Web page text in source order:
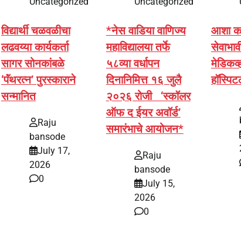
विद्यार्थी चळवळीचा
लढवय्या कार्यकर्ता
सागर सोनकांबळे
‘पॅंथरत्न’ पुरस्काराने
सन्मानित
Raju
bansode
July 17,
2026
0
*नेस वाडिया वाणिज्य
महाविद्यालया तर्फे
५८व्या वर्धापन
दिनानिमित्त १६ जुलै
२०२६ रोजी ‘स्कॉलर
ऑफ द ईयर अवॉर्ड’
समारंभाचे आयोजन*
Raju
bansode
July 15,
2026
0
आशा